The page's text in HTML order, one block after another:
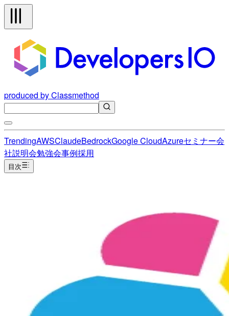
produced by Classmethod
TrendingAWSClaudeBedrockGoogle CloudAzureセミナー会
社説明会勉強会事例採用
目次